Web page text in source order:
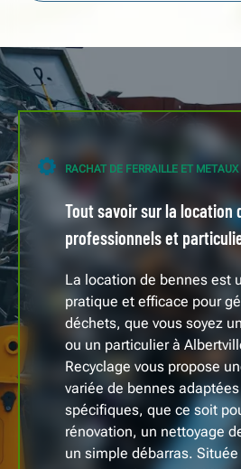
RACHAT DE FERRAILLE ET METAUX
Tout savoir sur la location
professionnels et
La location de bennes est
pratique et efficace pour
déchets, que vous soyez
ou un particulier à
Recyclage vous propose
variée de bennes
spécifiques, que ce soit
rénovation, un nettoyage
un simple débarras.